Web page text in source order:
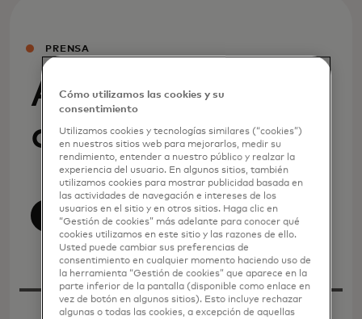
PRENSA
Anuncios de la
compañía
Ver todo
Cómo utilizamos las cookies y su
consentimiento
Utilizamos cookies y tecnologías similares (“cookies”)
en nuestros sitios web para mejorarlos, medir su
rendimiento, entender a nuestro público y realzar la
experiencia del usuario. En algunos sitios, también
utilizamos cookies para mostrar publicidad basada en
las actividades de navegación e intereses de los
usuarios en el sitio y en otros sitios. Haga clic en
“Gestión de cookies” más adelante para conocer qué
cookies utilizamos en este sitio y las razones de ello.
Usted puede cambiar sus preferencias de
consentimiento en cualquier momento haciendo uso de
la herramienta “Gestión de cookies” que aparece en la
parte inferior de la pantalla (disponible como enlace en
vez de botón en algunos sitios). Esto incluye rechazar
algunas o todas las cookies, a excepción de aquellas